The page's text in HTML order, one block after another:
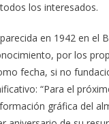
los interesados.
en 1942 en el
por los
fecha, si no
“Para el
gráfica del